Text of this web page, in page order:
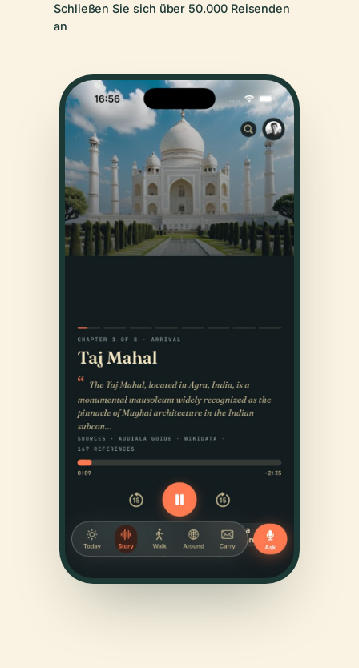
Schließen Sie sich über 50.000 Reisenden
an